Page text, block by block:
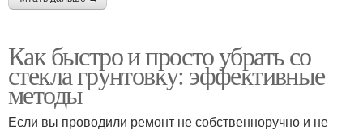
Как быстро и просто убрать со
стекла грунтовку: эффективные
методы
Если вы проводили ремонт не собственноручно и не